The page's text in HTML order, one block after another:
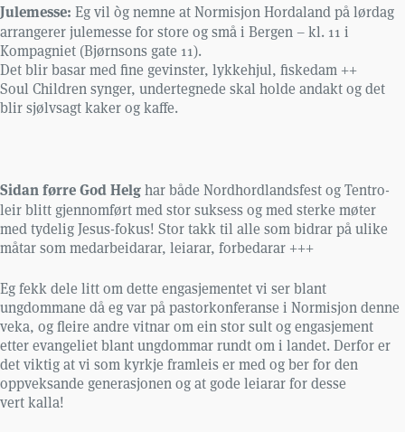
Julemesse: Eg vil òg nemne at Normisjon Hordaland på lørdag
arrangerer julemesse for store og små i Bergen – kl. 11 i
Kompagniet (Bjørnsons gate 11).
Det blir basar med fine gevinster, lykkehjul, fiskedam ++
Soul Children synger, undertegnede skal holde andakt og det
blir sjølvsagt kaker og kaffe.
Sidan førre God Helghar både Nordhordlandsfest og Tentro-
leir blitt gjennomført med stor suksess og med sterke møter
med tydelig Jesus-fokus! Stor takk til alle som bidrar på ulike
måtar som medarbeidarar, leiarar, forbedarar +++
Eg fekk dele litt om dette engasjementet vi ser blant
ungdommane då eg var på pastorkonferanse i Normisjon denne
veka, og fleire andre vitnar om ein stor sult og engasjement
etter evangeliet blant ungdommar rundt om i landet. Derfor er
det viktig at vi som kyrkje framleis er med og ber for den
oppveksande generasjonen og at gode leiarar for desse
vert kalla!